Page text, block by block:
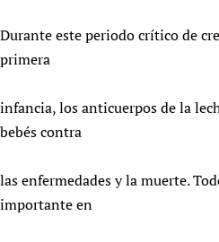
Durante este periodo crítico de
primera
infancia, los anticuerpos de la
bebés contra
las enfermedades y la muerte.
importante en